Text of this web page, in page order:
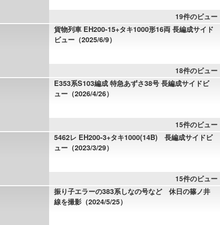
19件のビュー
貨物列車 EH200-15+タキ1000形16両 長編成サイド
ビュー（2025/6/9）
18件のビュー
E353系S103編成 特急あずさ38号 長編成サイドビ
ュー（2026/4/26）
15件のビュー
5462レ EH200-3+タキ1000(14B) 長編成サイドビ
ュー（2023/3/29）
15件のビュー
振り子エラーの383系しなの号など 休日の篠ノ井
線を撮影（2024/5/25）